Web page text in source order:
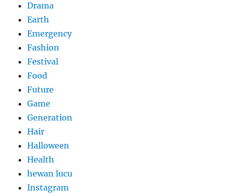
Drama
Earth
Emergency
Fashion
Festival
Food
Future
Game
Generation
Hair
Halloween
Health
hewan lucu
Instagram